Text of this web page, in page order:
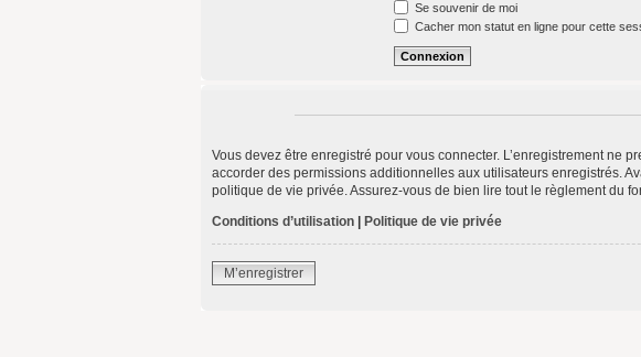
Se souvenir de moi
Cacher mon statut en ligne pour cette
Vous devez être enregistré pour vous connecter. L’enregistrement ne
accorder des permissions additionnelles aux utilisateurs enregistrés.
politique de vie privée. Assurez-vous de bien lire tout le règlement du
Conditions d’utilisation
Politique de vie privée
M’enregistrer